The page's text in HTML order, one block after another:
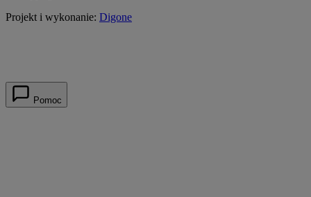
Projekt i wykonanie: Digone
Pomoc